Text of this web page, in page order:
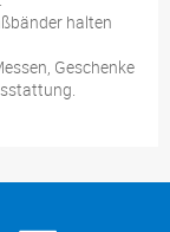
halten
Geschenke